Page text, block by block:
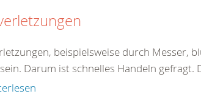
beispielsweise durch Messer,
Darum ist schnelles Handeln gefragt.